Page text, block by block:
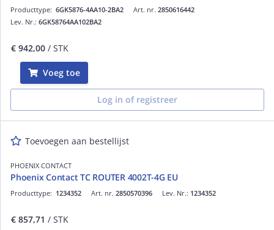
Art. nr. 2850616442
Producttype: 6GK5876-4AA10-2BA2
Lev. Nr.: 6GK58764AA102BA2
€ 942,00 / STK
Voeg toe
Log in of registreer
Toevoegen aan bestellijst
PHOENIX CONTACT
Phoenix Contact TC ROUTER 4002T-4G EU
Art. nr. 2850570396
Producttype: 1234352 Lev. Nr.: 1234352
€ 857,71 / STK